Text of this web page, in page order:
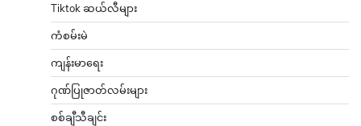
Tiktok ဆယ်လီများ
ကံစမ်းမဲ
ကျန်းမာရေး
ဂုဏ်ပြုဇာတ်လမ်းများ
စစ်ချီသီချင်း